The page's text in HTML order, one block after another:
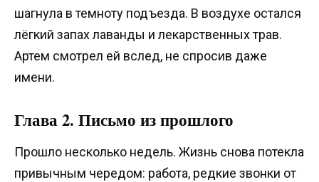
шагнула в темноту подъезда. В воздухе остался
лёгкий запах лаванды и лекарственных трав.
Артем смотрел ей вслед, не спросив даже
имени.
Глава 2. Письмо из прошлого
Прошло несколько недель. Жизнь снова потекла
привычным чередом: работа, редкие звонки от